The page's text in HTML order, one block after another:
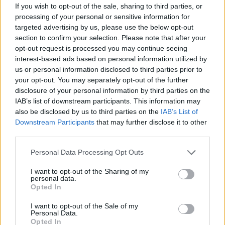
If you wish to opt-out of the sale, sharing to third parties, or
processing of your personal or sensitive information for
targeted advertising by us, please use the below opt-out
section to confirm your selection. Please note that after your
opt-out request is processed you may continue seeing
interest-based ads based on personal information utilized by
us or personal information disclosed to third parties prior to
your opt-out. You may separately opt-out of the further
disclosure of your personal information by third parties on the
IAB’s list of downstream participants. This information may
also be disclosed by us to third parties on the IAB’s List of
Downstream Participants that may further disclose it to other
Personal Data Processing Opt Outs
I want to opt-out of the Sharing of my
personal data.
Opted In
I want to opt-out of the Sale of my
Personal Data.
Opted In
Wypadanie włosów po odstawieniu
antykoncepcji dwuskładnikowe
Cześć, Odstawiłam tabletki antykoncepcyjne 3
miesiace temu, cykle powróciły regularne,
hormony sa prawidłowe. Jednakze zauważyłam
zwiększone wypadanie włosów oraz pieczenie
skory glowy przy dotyku. Kiedy u Was po
odstawieniu antykoncepcji ustabilizowało sie i
zmniejszyło wypadanie włosów? Też miałyście
takie problemy?
Forum: Ginekologia - forum dla rodziny i
pacjentki
Tematy przezierność karkowa spirala
embolizacja mięśniaków macicy
ropień gruczołu bartholina
Reklama: